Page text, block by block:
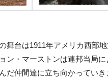
舞台は1911年アメリカ西部
ン・マーストンは連邦当局
だ仲間達に立ち向かっていき